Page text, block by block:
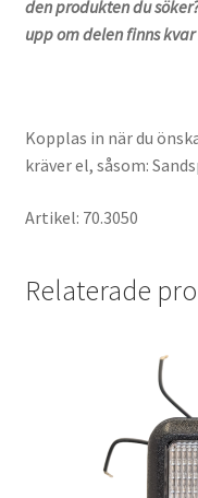
den produkten du
upp om delen finns
Kopplas in när du
kräver el, såsom:
Artikel: 70.3050
Relaterade